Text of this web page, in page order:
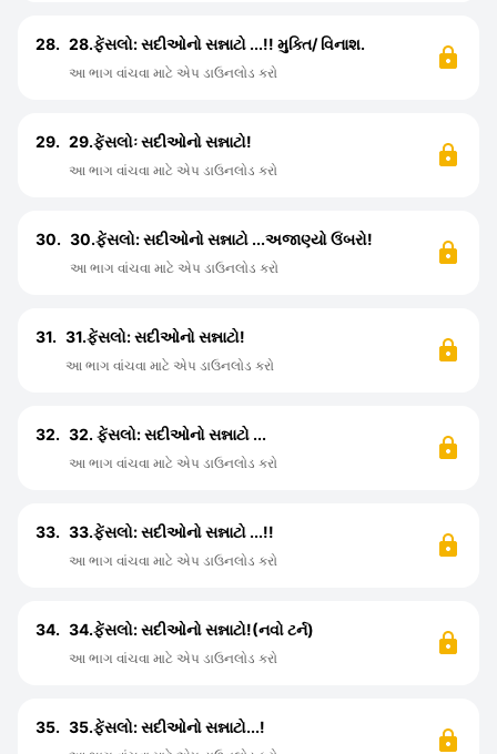
28. 28.ફેંસલો: સદીઓનો સન્નાટો ...!! મુક્તિ/ વિનાશ.
આ ભાગ વાંચવા માટે એપ ડાઉનલોડ કરો
29. 29.ફેંસલોઃ સદીઓનો સન્નાટો!
આ ભાગ વાંચવા માટે એપ ડાઉનલોડ કરો
30. 30.ફેંસલો: સદીઓનો સન્નાટો ...અજાણ્યો ઉંબરો!
આ ભાગ વાંચવા માટે એપ ડાઉનલોડ કરો
31. 31.ફેંસલો: સદીઓનો સન્નાટો!
આ ભાગ વાંચવા માટે એપ ડાઉનલોડ કરો
32. 32. ફેંસલો: સદીઓનો સન્નાટો ...
આ ભાગ વાંચવા માટે એપ ડાઉનલોડ કરો
33. 33.ફેંસલો: સદીઓનો સન્નાટો ...!!
આ ભાગ વાંચવા માટે એપ ડાઉનલોડ કરો
34. 34.ફેંસલો: સદીઓનો સન્નાટો!(નવો ટર્ન)
આ ભાગ વાંચવા માટે એપ ડાઉનલોડ કરો
35. 35.ફેંસલો: સદીઓનો સન્નાટો...!